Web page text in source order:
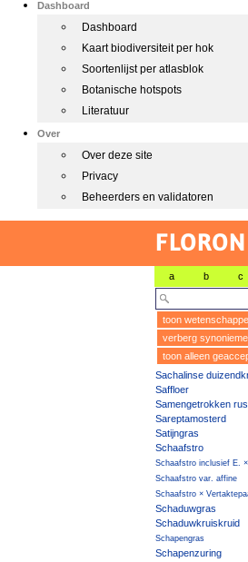
Dashboard
Dashboard
Kaart biodiversiteit per hok
Soortenlijst per atlasblok
Botanische hotspots
Literatuur
Over
Over deze site
Privacy
Beheerders en validatoren
a b c
toon
verberg
toon alleen
Sachalinse
Saffloer
Samengetrokken rus
Sareptamosterd
Satijngras
Schaafstro
Schaafstro inclusief E.
Schaafstro var. affine
Schaafstro ×
Schaduwgras
Schaduwkruiskruid
Schapengras
Schapenzuring